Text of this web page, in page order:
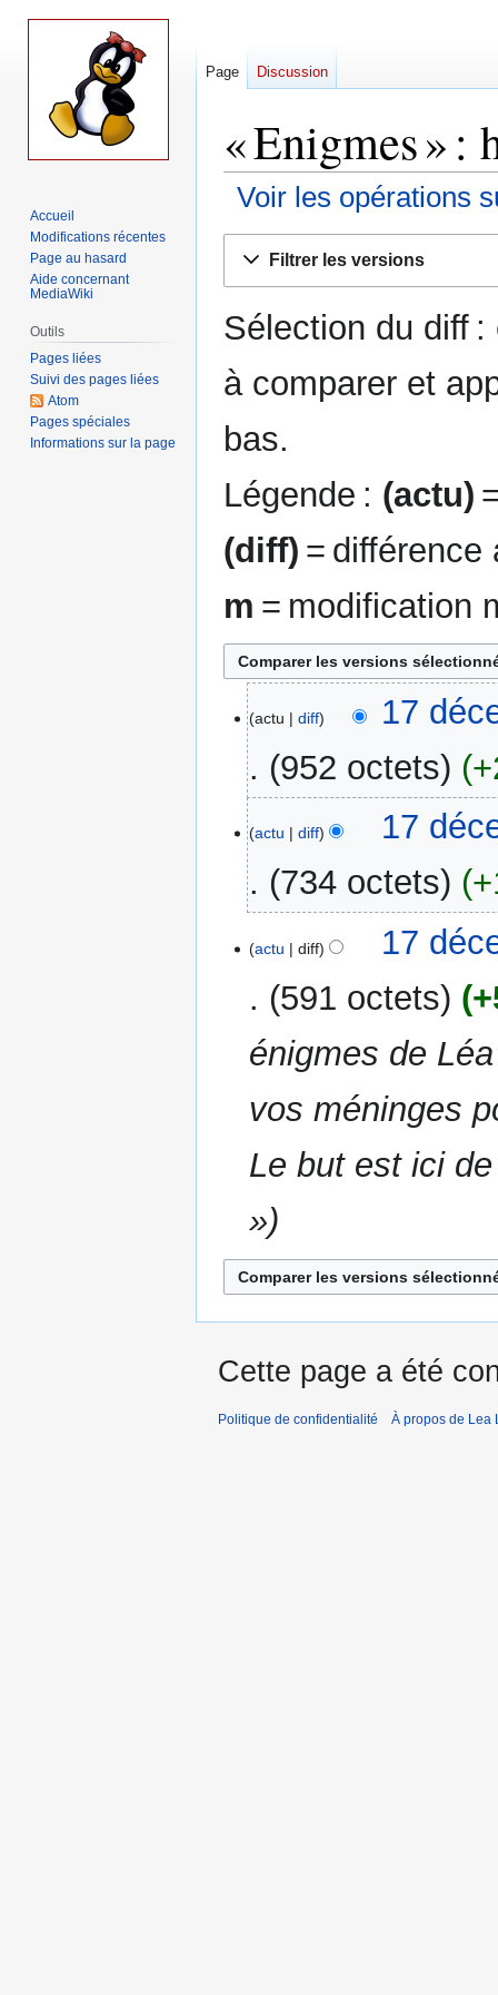
« Enigmes » :
Voir les opérations
navigation
recherche
Filtrer les versions
Sélection du diff
à comparer et
bas.
Légende : (actu)
(diff) = différence
m = modification
décembre
2012
actu diff
17
952 octets
actu diff
17
734 octets
actu diff
17
591 octets
énigmes de
vos méninges
Le but est ici
»
Page Discussion
Accueil
Modifications récentes
Page au hasard
Aide concernant
MediaWiki
Outils
Pages liées
Suivi des pages liées
Atom
Pages spéciales
Informations sur la page
Cette page a été
Politique de confidentialité À propos de Lea